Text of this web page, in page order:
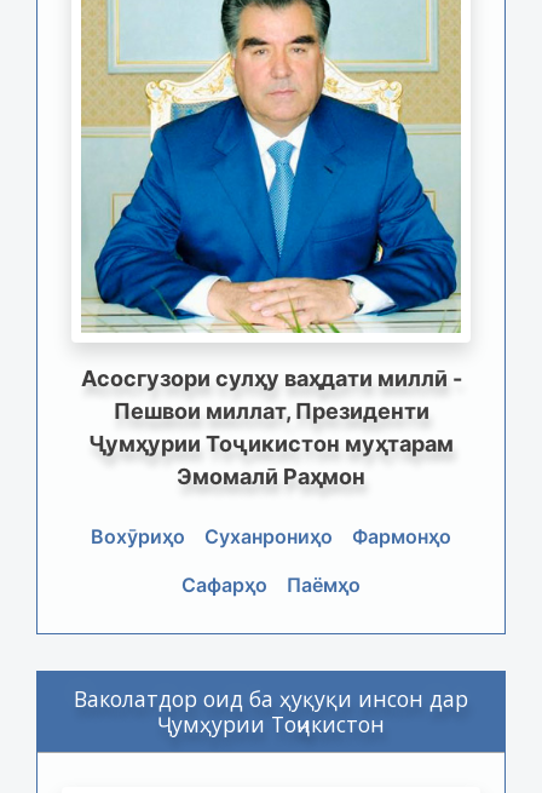
Асосгузори сулҳу ваҳдати миллӣ -
Пешвои миллат, Президенти
Ҷумҳурии Тоҷикистон муҳтарам
Эмомалӣ Раҳмон
Вохӯриҳо Суханрониҳо
Фармонҳо
Сафарҳо
Паёмҳо
Ваколатдор оид ба ҳуқуқи инсон дар
Ҷумҳурии Тоҷикистон